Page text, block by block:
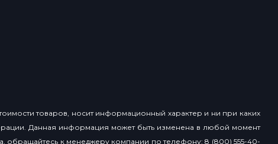
товаров, носит информационный характер и ни при каких
Данная информация может быть изменена в любой момент
обращайтесь к менеджеру компании по телефону: 8 (800) 555-40-